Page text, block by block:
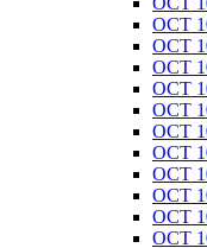
ОСТ
ОСТ
ОСТ
ОСТ
ОСТ
ОСТ
ОСТ
ОСТ
ОСТ
ОСТ
ОСТ